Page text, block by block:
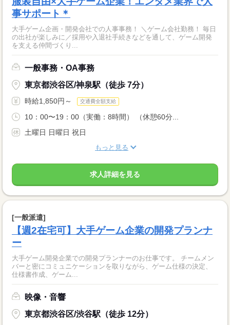
事サポート＊
大手ゲーム企画・開発会社での人事事務！ ＼ゲーム会社勤務！ 毎日
の出社が楽しみに／採用や入退社手続きなどを通して、ゲーム開発
を支える仲間づくり...
一般事務・OA事務
東京都渋谷区/神泉駅（徒歩 7分）
時給1,850円～ 交通費全額支給
10：00〜19：00（実働：8時間） （休憩60分...
土曜日 日曜日 祝日
もっと見る
求人詳細を見る
[一般派遣]
【週2在宅可】大手ゲーム企業の開発プランナ
ー
大手ゲーム開発企業での開発プランナーのお仕事です。 チームメン
バーと密にコミュニケーションを取りながら、ゲーム仕様の決定、
仕様書作成、ゲーム...
映像・音響
東京都渋谷区/渋谷駅（徒歩 12分）